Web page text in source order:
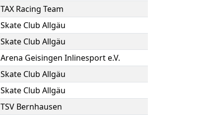
TAX Racing Team
Skate Club Allgäu
Skate Club Allgäu
Arena Geisingen Inlinesport e.V.
Skate Club Allgäu
Skate Club Allgäu
TSV Bernhausen